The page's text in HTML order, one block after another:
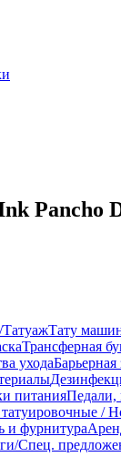
Pancho
Тату
Трансферная
ухода
питанияПедали,
/
и фурнитура
Спец.